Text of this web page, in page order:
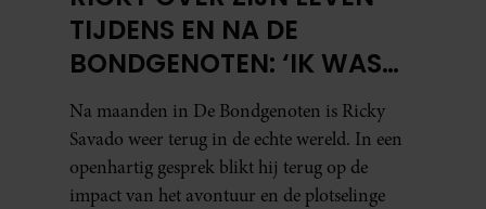
TIJDENS EN NA DE
BONDGENOTEN: ‘IK WAS
MENTAAL EN FYSIEK
UITGEPUT’
Na maanden in De Bondgenoten is Ricky
Savado weer terug in de echte wereld. In een
openhartig gesprek blikt hij terug op de
impact van het avontuur en de plotselinge